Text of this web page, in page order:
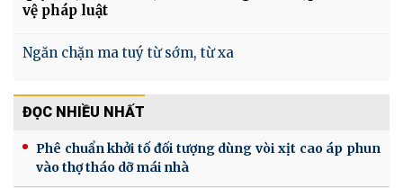
vệ pháp luật
Ngăn chặn ma tuý từ sớm, từ xa
ĐỌC NHIỀU NHẤT
Phê chuẩn khởi tố đối tượng dùng vòi xịt cao áp phun
vào thợ tháo dỡ mái nhà